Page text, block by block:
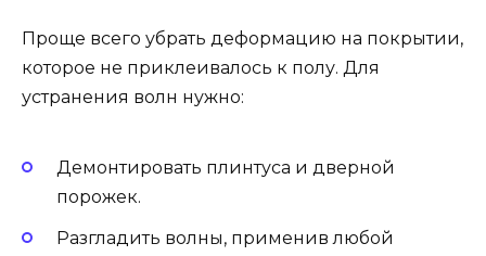
Проще всего убрать деформацию на покрытии,
которое не приклеивалось к полу. Для
устранения волн нужно:
Демонтировать плинтуса и дверной
порожек.
Разгладить волны, применив любой